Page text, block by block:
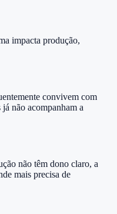
impacta produção,
convivem com
já não acompanham a
não têm dono claro, a
mais precisa de